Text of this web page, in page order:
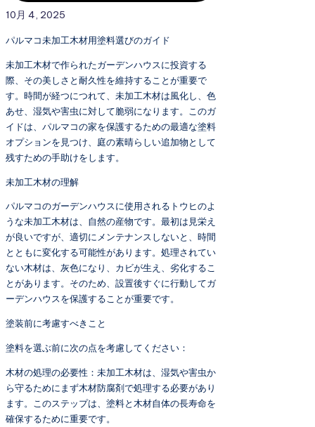
10月 4, 2025
パルマコ未加工木材用塗料選びのガイド
未加工木材で作られたガーデンハウスに投資する
際、その美しさと耐久性を維持することが重要で
す。時間が経つにつれて、未加工木材は風化し、色
あせ、湿気や害虫に対して脆弱になります。このガ
イドは、パルマコの家を保護するための最適な塗料
オプションを見つけ、庭の素晴らしい追加物として
残すための手助けをします。
未加工木材の理解
パルマコのガーデンハウスに使用されるトウヒのよ
うな未加工木材は、自然の産物です。最初は見栄え
が良いですが、適切にメンテナンスしないと、時間
とともに変化する可能性があります。処理されてい
ない木材は、灰色になり、カビが生え、劣化するこ
とがあります。そのため、設置後すぐに行動してガ
ーデンハウスを保護することが重要です。
塗装前に考慮すべきこと
塗料を選ぶ前に次の点を考慮してください：
木材の処理の必要性：未加工木材は、湿気や害虫か
ら守るためにまず木材防腐剤で処理する必要があり
ます。このステップは、塗料と木材自体の長寿命を
確保するために重要です。